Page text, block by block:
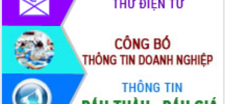
công tác cải cách hành chính mô hình
mới
UBND tỉnh họp báo định kỳ tháng 4
năm 2026
Hội thảo khoa học “Giải pháp thúc đẩy
phát triển nền kinh tế xanh tại tỉnh
Đắk Lắk”
Tăng cường giám sát, đôn đốc thực
hiện nhiệm vụ quản lý tài sản công
hàng tuần